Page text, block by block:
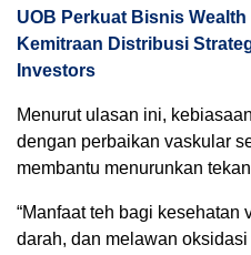
UOB Perkuat Bisnis
Kemitraan Distribusi
Investors
Menurut ulasan ini,
dengan perbaikan vaskular
membantu menurunkan
“Manfaat teh bagi kesehatan
darah, dan melawan